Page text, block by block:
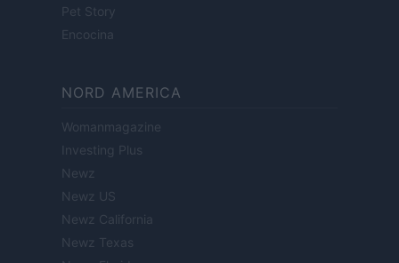
Pet Story
Encocina
NORD AMERICA
Womanmagazine
Investing Plus
Newz
Newz US
Newz California
Newz Texas